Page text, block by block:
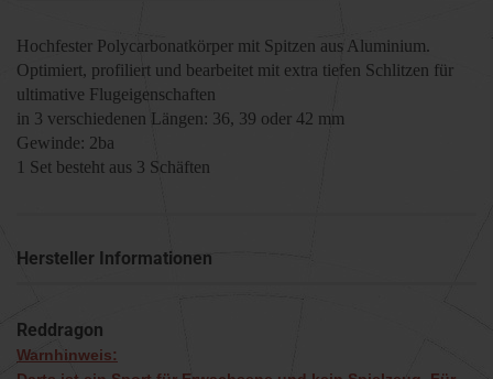
Hochfester Polycarbonatkörper mit Spitzen aus Aluminium.
Optimiert, profiliert und bearbeitet mit extra tiefen Schlitzen für
ultimative Flugeigenschaften
in 3 verschiedenen Längen: 36, 39 oder 42 mm
Gewinde: 2ba
1 Set besteht aus 3 Schäften
Hersteller Informationen
Reddragon
Warnhinweis: